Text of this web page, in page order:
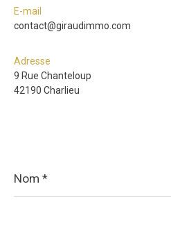
E-mail
contact@giraudimmo.com
Adresse
9 Rue Chanteloup
42190 Charlieu
*